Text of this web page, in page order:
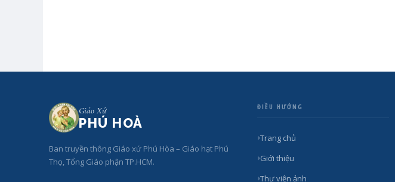
Giáo Xứ
PHÚ HOÀ
Ban truyền thông Giáo xứ Phú Hòa – Giáo hạt Phú
Thọ, Tổng Giáo phận TP.HCM.
ĐIỀU HƯỚNG
Trang chủ
Giới thiệu
Thư viện ảnh